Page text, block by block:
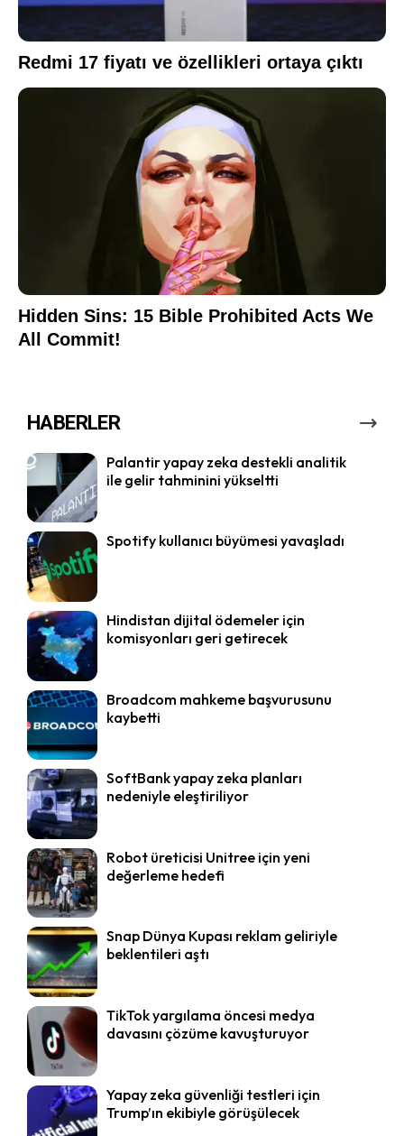
HABERLER
Palantir yapay zeka destekli analitik
ile gelir tahminini yükseltti
Spotify kullanıcı büyümesi yavaşladı
Hindistan dijital ödemeler için
komisyonları geri getirecek
Broadcom mahkeme başvurusunu
kaybetti
SoftBank yapay zeka planları
nedeniyle eleştiriliyor
Robot üreticisi Unitree için yeni
değerleme hedefi
Snap Dünya Kupası reklam geliriyle
beklentileri aştı
TikTok yargılama öncesi medya
davasını çözüme kavuşturuyor
Yapay zeka güvenliği testleri için
Trump’ın ekibiyle görüşülecek